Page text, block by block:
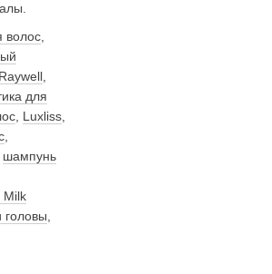
волос,
,
для
, Luxliss,
,
шампунь
Milk
головы